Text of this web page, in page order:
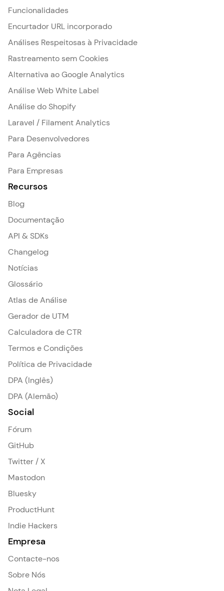
Funcionalidades
Encurtador URL incorporado
Análises Respeitosas à Privacidade
Rastreamento sem Cookies
Alternativa ao Google Analytics
Análise Web White Label
Análise do Shopify
Laravel / Filament Analytics
Para Desenvolvedores
Para Agências
Para Empresas
Recursos
Blog
Documentação
API & SDKs
Changelog
Notícias
Glossário
Atlas de Análise
Gerador de UTM
Calculadora de CTR
Termos e Condições
Política de Privacidade
DPA (Inglês)
DPA (Alemão)
Social
Fórum
GitHub
Twitter / X
Mastodon
Bluesky
ProductHunt
Indie Hackers
Empresa
Contacte-nos
Sobre Nós